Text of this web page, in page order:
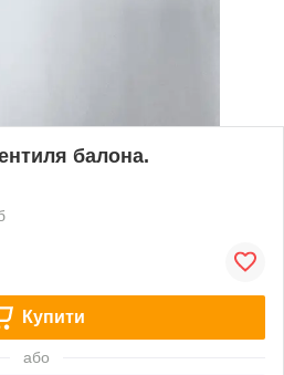
балона.
Купити
або